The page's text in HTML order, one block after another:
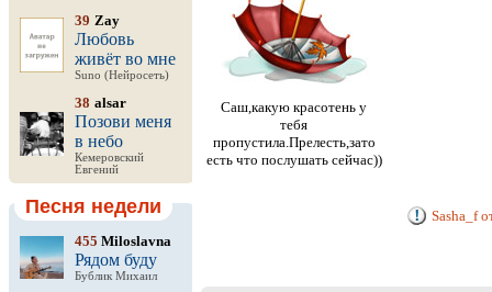
39 Zay
Любовь
живёт во мне
Suno (Нейросеть)
38 alsar
Позови меня
в небо
Кемеровский
Евгений
Песня недели
455 Miloslavna
Рядом буду
Бублик Михаил
Саш,какую красотень у
тебя
пропустила.Прелесть,зато
есть что послушать сейчас))
Sasha_f